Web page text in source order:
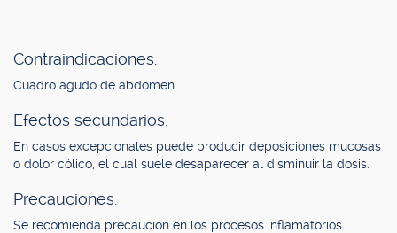
Contraindicaciones.
Cuadro agudo de abdomen.
Efectos secundarios.
En casos excepcionales puede producir deposiciones mucosas
o dolor cólico, el cual suele desaparecer al disminuir la dosis.
Precauciones.
Se recomienda precaución en los procesos inflamatorios